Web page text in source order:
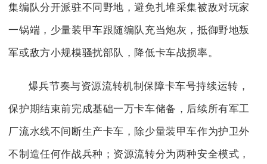
集编队分开派驻不同野地，避免扎堆采集被敌对玩家
一锅端，少量装甲车跟随编队充当炮灰，抵御野地叛
军或敌方小规模骚扰部队，降低卡车战损率。
爆兵节奏与资源流转机制保障卡车号持续运转，
保护期结束前完成基础一万卡车储备，后续所有军工
厂流水线不间断生产卡车，除少量装甲车作为护卫外
不制造任何作战兵种；资源流转分为两种安全模式，